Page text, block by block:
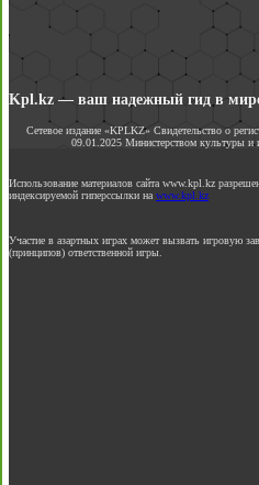
Kpl.kz — ваш надежный гид в мире
Сетевое издание «KPLKZ» Свидетельство о
09.01.2025 Министерством культуры и
Использование материалов сайта www.kpl.kz
индексируемой гиперссылки на www.kpl.kz
Участие в азартных играх может вызвать игровую
(принципов) ответственной игры.